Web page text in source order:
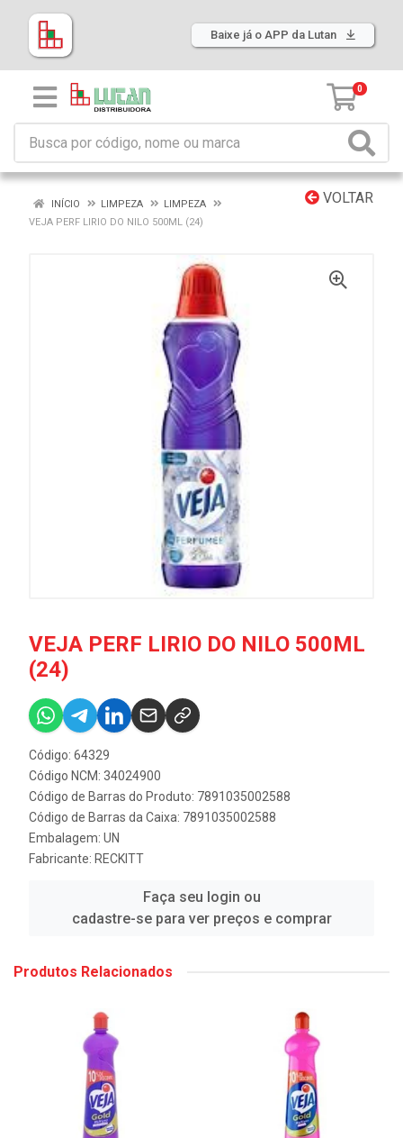
Baixe já o APP da Lutan
0
VOLTAR
INÍCIO LIMPEZA
LIMPEZA
VEJA PERF LIRIO DO NILO 500ML (24)
VEJA PERF LIRIO DO NILO 500ML
(24)
Código: 64329
Código NCM: 34024900
Código de Barras do Produto: 7891035002588
Código de Barras da Caixa: 7891035002588
Embalagem: UN
Fabricante: RECKITT
Faça seu login ou
cadastre-se para ver preços e comprar
Produtos Relacionados